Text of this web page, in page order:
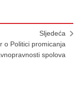
Sljedeća
o Politici promicanja
spolova